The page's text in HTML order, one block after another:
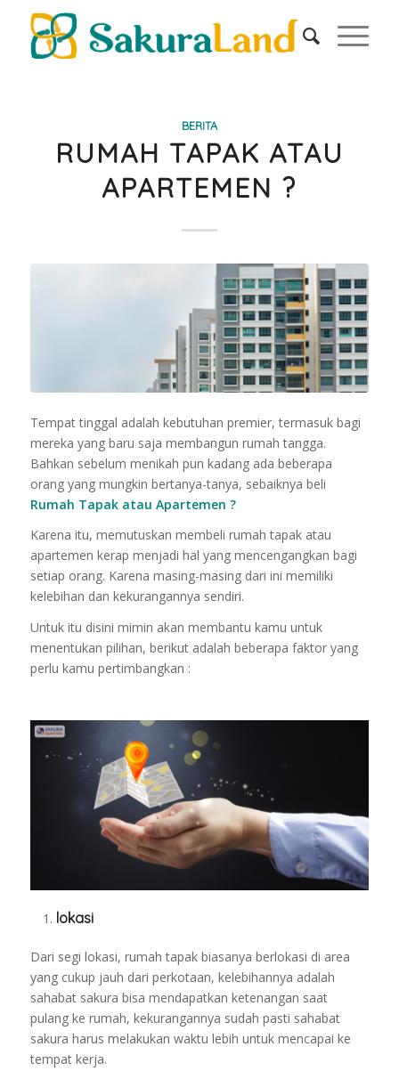
BERITA
RUMAH TAPAK ATAU
APARTEMEN ?
Tempat tinggal adalah kebutuhan premier, termasuk bagi
mereka yang baru saja membangun rumah tangga.
Bahkan sebelum menikah pun kadang ada beberapa
orang yang mungkin bertanya-tanya, sebaiknya beli
Rumah Tapak atau Apartemen ?
Karena itu, memutuskan membeli rumah tapak atau
apartemen kerap menjadi hal yang mencengangkan bagi
setiap orang. Karena masing-masing dari ini memiliki
kelebihan dan kekurangannya sendiri.
Untuk itu disini mimin akan membantu kamu untuk
menentukan pilihan, berikut adalah beberapa faktor yang
perlu kamu pertimbangkan :
lokasi
Dari segi lokasi, rumah tapak biasanya berlokasi di area
yang cukup jauh dari perkotaan, kelebihannya adalah
sahabat sakura bisa mendapatkan ketenangan saat
pulang ke rumah, kekurangannya sudah pasti sahabat
sakura harus melakukan waktu lebih untuk mencapai ke
tempat kerja.